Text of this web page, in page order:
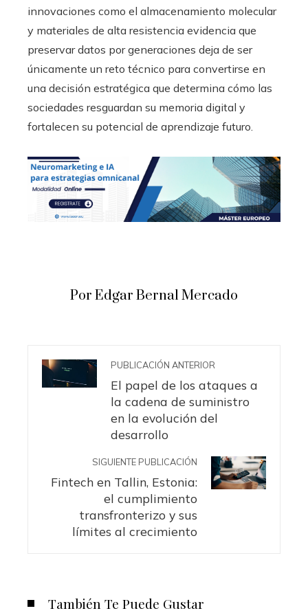
innovaciones como el almacenamiento molecular
y materiales de alta resistencia evidencia que
preservar datos por generaciones deja de ser
únicamente un reto técnico para convertirse en
una decisión estratégica que determina cómo las
sociedades resguardan su memoria digital y
fortalecen su potencial de aprendizaje futuro.
Por Edgar Bernal Mercado
PUBLICACIÓN ANTERIOR
El papel de los ataques a
la cadena de suministro
en la evolución del
desarrollo
SIGUIENTE PUBLICACIÓN
Fintech en Tallin, Estonia:
el cumplimiento
transfronterizo y sus
límites al crecimiento
También Te Puede Gustar